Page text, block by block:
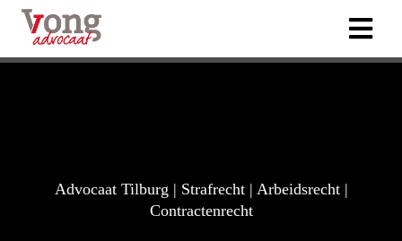
Advocaat Tilburg | Strafrecht | Arbeidsrecht |
Contractenrecht